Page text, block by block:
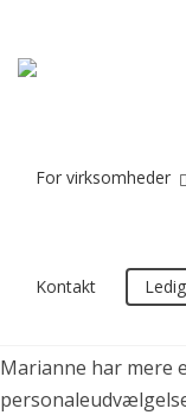
For virksomheder
Kontakt
MARIANNE
Marianne har mere